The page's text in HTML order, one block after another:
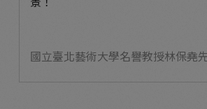
國立臺北藝術大學名譽教授林保堯